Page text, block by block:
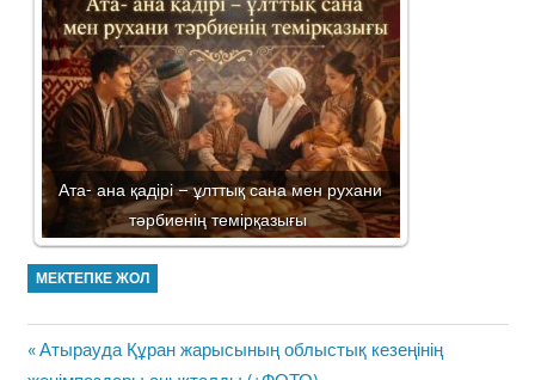
Ата- ана қадірі – ұлттық сана мен рухани
тәрбиенің темірқазығы
МЕКТЕПКЕ ЖОЛ
Жазба
навигациясы
Previous
Атырауда Құран жарысының облыстық кезеңінің